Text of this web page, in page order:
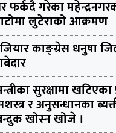
फर्कदै गरेका
लुटेराको आक्रमण
काङ्ग्रेस धनुषा
सुरक्षामा
र अनुसन्धानका
खोस्न खोजे ।